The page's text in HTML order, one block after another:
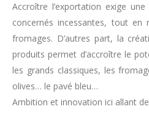
Accroître l’exportation exige
concernés incessantes, tout en
fromages. D’autres part, la
produits permet d’accroître le
les grands classiques, les
olives… le pavé bleu…
Ambition et innovation ici allant